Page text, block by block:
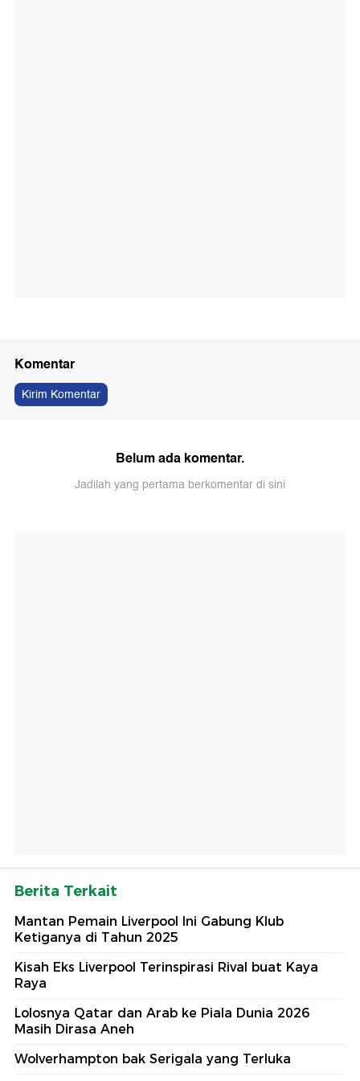
Komentar
Kirim Komentar
Belum ada komentar.
Jadilah yang pertama berkomentar di sini
Berita Terkait
Mantan Pemain Liverpool Ini Gabung Klub
Ketiganya di Tahun 2025
Kisah Eks Liverpool Terinspirasi Rival buat Kaya
Raya
Lolosnya Qatar dan Arab ke Piala Dunia 2026
Masih Dirasa Aneh
Wolverhampton bak Serigala yang Terluka